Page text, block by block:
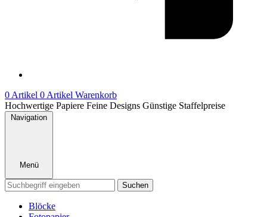
0 Artikel 0 Artikel Warenkorb
Hochwertige Papiere Feine Designs Günstige Staffelpreise
Navigation
Menü
Suchen
Blöcke